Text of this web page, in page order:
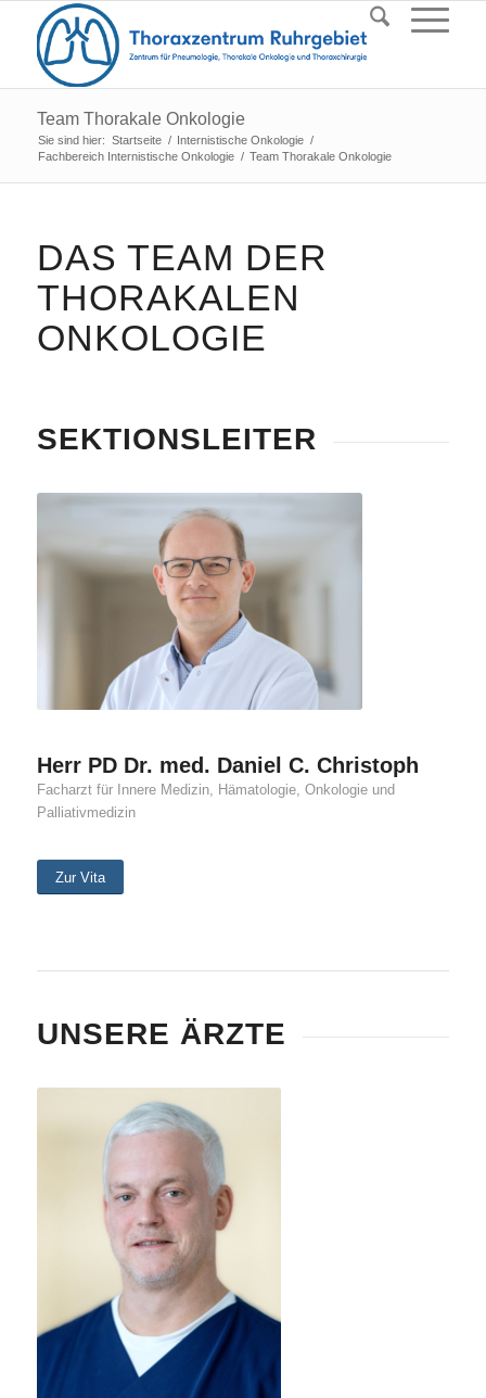
Team Thorakale Onkologie
Sie sind hier: Startseite / Internistische Onkologie /
Fachbereich Internistische Onkologie / Team Thorakale Onkologie
DAS TEAM DER
THORAKALEN
ONKOLOGIE
SEKTIONSLEITER
Herr PD Dr. med. Daniel C. Christoph
Facharzt für Innere Medizin, Hämatologie, Onkologie und
Palliativmedizin
Zur Vita
UNSERE ÄRZTE